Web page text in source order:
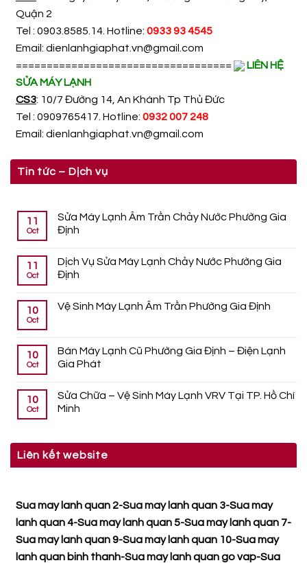
Quận 2
Tel : 0903.8585.14. Hotline: 0933 93 4545
Email: dienlanhgiaphat.vn@gmail.com
===================================
LIÊN HỆ
SỬA MÁY LẠNH
CS3: 10/7 Đường 14, An Khánh Tp Thủ Đức
Tel : 0909765417. Hotline: 0932 007 248
Email: dienlanhgiaphat.vn@gmail.com
Tin tức – Dịch vụ
11
Oct
Sửa Máy Lạnh Âm Trần Chảy Nước Phường Gia
Định
11
Oct
Dịch Vụ Sửa Máy Lạnh Chảy Nước Phường Gia
Định
10
Oct
Vệ Sinh Máy Lạnh Âm Trần Phường Gia Định
10
Oct
Bán Máy Lạnh Cũ Phường Gia Định – Điện Lạnh
Gia Phát
10
Oct
Sửa Chữa – Vệ Sinh Máy Lạnh VRV Tại TP. Hồ Chí
Minh
Liên kết website
Sua may lanh quan 2-Sua may lanh quan 3-Sua may
lanh quan 4-Sua may lanh quan 5-Sua may lanh quan 7-
Sua may lanh quan 9-Sua may lanh quan 10-Sua may
lanh quan binh thanh-Sua may lanh quan go vap-Sua